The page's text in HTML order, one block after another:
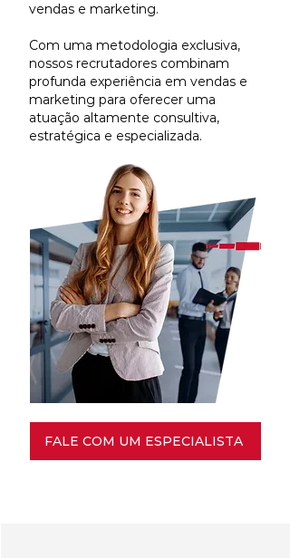
vendas e marketing.
Com uma metodologia exclusiva,
nossos recrutadores combinam
profunda experiência em vendas e
marketing para oferecer uma
atuação altamente consultiva,
estratégica e especializada.
FALE COM UM ESPECIALISTA